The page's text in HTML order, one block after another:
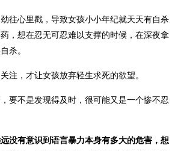
往心里戳，导致女孩小小年纪就天天有自杀
，想在忍无可忍难以支撑的时候，在深夜拿
杀。
注，才让女孩放弃轻生求死的欲望。
要不是发现得及时，很可能又是一个惨不忍
没有意识到语言暴力本身有多大的危害，想